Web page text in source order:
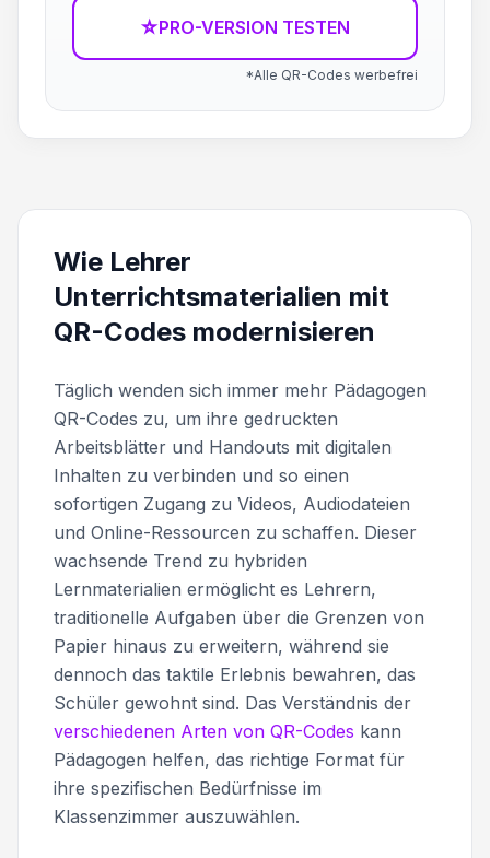
☆PRO-VERSION TESTEN
*Alle QR-Codes werbefrei
Wie Lehrer
Unterrichtsmaterialien mit
QR-Codes modernisieren
Täglich wenden sich immer mehr Pädagogen
QR-Codes zu, um ihre gedruckten
Arbeitsblätter und Handouts mit digitalen
Inhalten zu verbinden und so einen
sofortigen Zugang zu Videos, Audiodateien
und Online-Ressourcen zu schaffen. Dieser
wachsende Trend zu hybriden
Lernmaterialien ermöglicht es Lehrern,
traditionelle Aufgaben über die Grenzen von
Papier hinaus zu erweitern, während sie
dennoch das taktile Erlebnis bewahren, das
Schüler gewohnt sind. Das Verständnis der
verschiedenen Arten von QR-Codes kann
Pädagogen helfen, das richtige Format für
ihre spezifischen Bedürfnisse im
Klassenzimmer auszuwählen.